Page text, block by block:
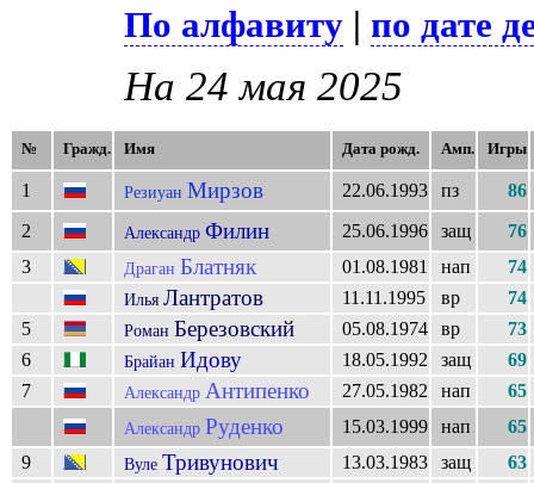
По алфавиту |по дате
На 24 мая 2025
№ Гражд. Имя Дата рожд. Амп. Игры
1 Резиуан Мирзов 22.06.1993 пз
86
2
Александр Филин 25.06.1996 защ
76
3
Драган Блатняк 01.08.1981 нап 74
Илья Лантратов 11.11.1995 вр
74
5
Роман Березовский 05.08.1974 вр
73
6
Брайан Идову 18.05.1992 защ
69
7
Александр Антипенко 27.05.1982 нап 65
Александр Руденко 15.03.1999 нап
65
9
Вуле Тривунович 13.03.1983 защ
63